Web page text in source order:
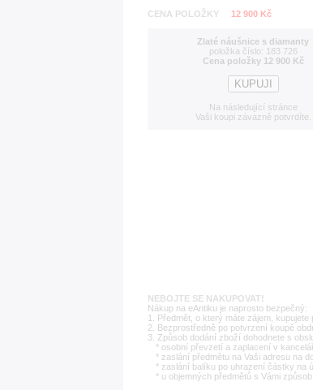
CENA POLOŽKY
12 900 Kč
Zlaté náušnice s diamanty
položka číslo: 183 726
Cena položky 12 900 Kč
Na následující stránce
Vaši koupi závazně potvrdíte.
NEBOJTE SE NAKUPOVAT!
Nákup na eAntiku je naprosto bezpečný:
1. Předmět, o který máte zájem, kupujete
2. Bezprostředně po potvrzení koupě
3. Způsob dodání zboží dohodnete s
* osobní převzetí a zaplacení v
* zaslání předmětu na Vaši adresu na
* zaslání balíku po uhrazení částky na
* u objemných předmětů s Vámi